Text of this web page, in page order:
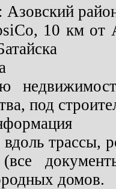
Азовский
10 км
под
трассы,
(все
домов.